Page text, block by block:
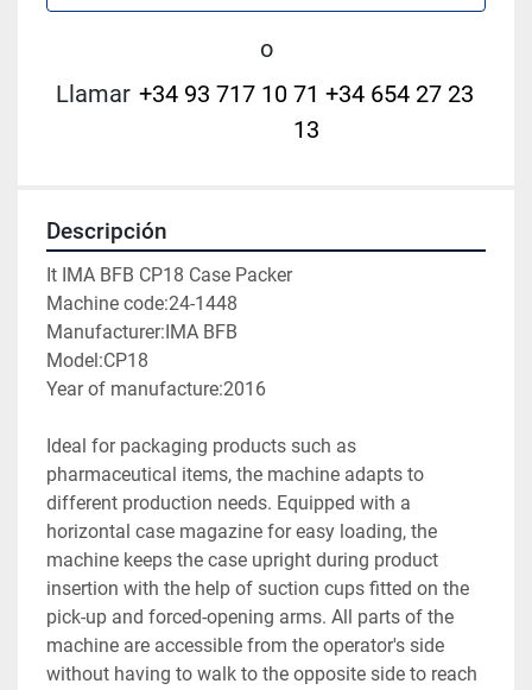
o
Llamar +34 93 717 10 71 +34 654 27 23
13
Descripción
It IMA BFB CP18 Case Packer
Machine code:24-1448
Manufacturer:IMA BFB
Model:CP18
Year of manufacture:2016
Ideal for packaging products such as
pharmaceutical items, the machine adapts to
different production needs. Equipped with a
horizontal case magazine for easy loading, the
machine keeps the case upright during product
insertion with the help of suction cups fitted on the
pick-up and forced-opening arms. All parts of the
machine are accessible from the operator's side
without having to walk to the opposite side to reach